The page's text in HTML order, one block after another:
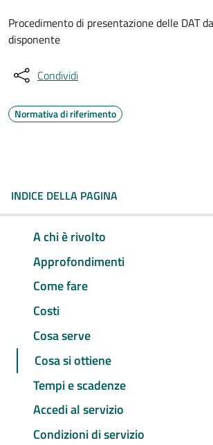
Procedimento di presentazione delle DAT
disponente
Condividi
Normativa di riferimento
INDICE DELLA PAGINA
A chi è rivolto
Approfondimenti
Come fare
Costi
Cosa serve
Cosa si ottiene
Tempi e scadenze
Accedi al servizio
Condizioni di servizio